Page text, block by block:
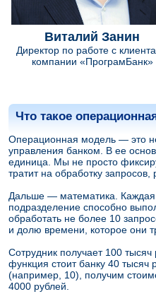
Виталий Занин
Директор по работе с
компании «ПрограмБанк»
Что такое
Операционная модель — это
управления банком. В ее
единица. Мы не просто
тратит на обработку запросов,
Дальше — математика.
подразделение способно
обработать не более 10
и долю времени, которое они
Сотрудник получает 100 тысяч
функция стоит банку 40 тысяч
(например, 10), получим
4000 рублей.